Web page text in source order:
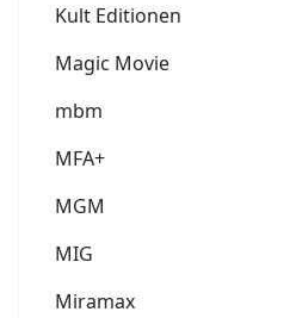
Kult Editionen
Magic Movie
mbm
MFA+
MGM
MIG
Miramax